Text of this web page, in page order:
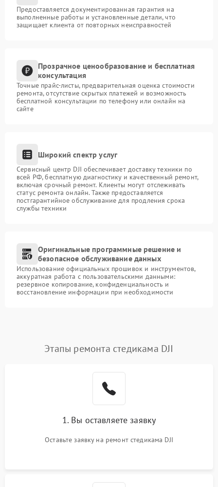
Предоставляется документированная гарантия на
выполненные работы и установленные детали, что
защищает клиента от повторных неисправностей
Прозрачное ценообразование и бесплатная
консультация
Точные прайс-листы, предварительная оценка стоимости
ремонта, отсутствие скрытых платежей и возможность
бесплатной консультации по телефону или онлайн на
сайте
Широкий спектр услуг
Сервисный центр DJI обеспечивает доставку техники по
всей РФ, бесплатную диагностику и качественный ремонт,
включая срочный ремонт. Клиенты могут отслеживать
статус ремонта онлайн. Также предоставляется
постгарантийное обслуживание для продления срока
службы техники
Оригинальные программные решение и
безопасное обслуживание данных
Использование официальных прошивок и инструментов,
аккуратная работа с пользовательскими данными:
резервное копирование, конфиденциальность и
восстановление информации при необходимости
Этапы ремонта стедикама DJI
1. Вы оставляете заявку
Оставьте заявку на ремонт стедикама DJI